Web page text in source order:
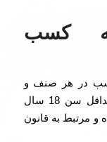
کسب
کسب در هر صنف و
انجام کارهای اداری مربوط، باید دارای حداقل سن 18 سال
و مرتبط به قانون